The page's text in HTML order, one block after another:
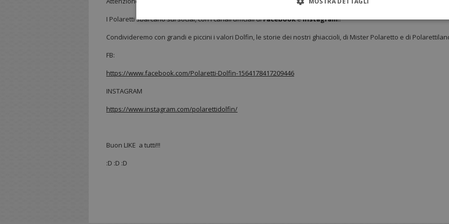
I Polaretti sbarcano sui social, con i canali ufficiali diFacebookeInstagram!!
Condivideremo con grandi e piccini i valori Dolfin, le storie dei nostri ghiaccioli, di Mister Polaretto e di
FB:
https://www.facebook.com/Polaretti-Dolfin-1564178417209446
INSTAGRAM
https://www.instagram.com/polarettidolfin/
Buon LIKE a tutti!!!
:D :D :D